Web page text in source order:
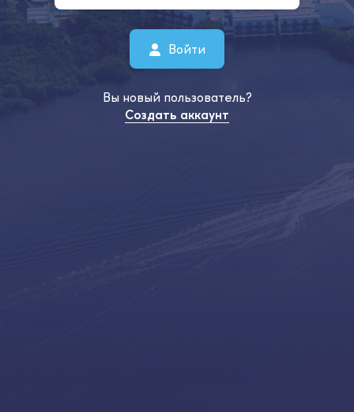
Войти
Вы новый пользователь?
Создать аккаунт